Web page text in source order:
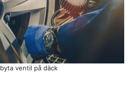
byta ventil på däck